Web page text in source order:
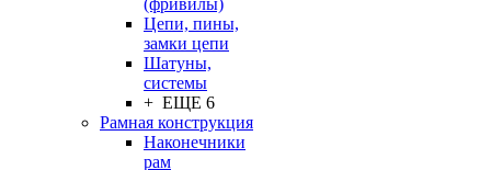
(фривилы)
Цепи, пины,
замки цепи
Шатуны,
системы
+ ЕЩЕ 6
Рамная конструкция
Наконечники
рам